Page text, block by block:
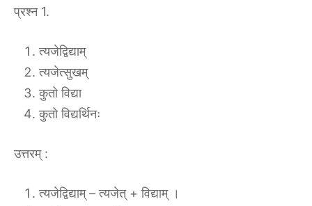
प्रश्न 1.
त्यजेद्विद्याम्
त्यजेत्सुखम्
कुतो विद्या
कुतो विद्यर्थिनः
उत्तरम् :
त्यजेद्विद्याम् – त्यजेत् + विद्याम् ।